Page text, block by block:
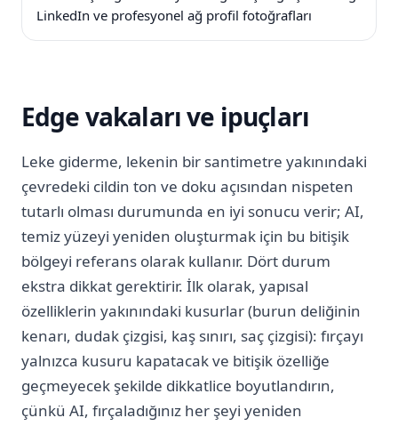
LinkedIn ve profesyonel ağ profil fotoğrafları
Edge vakaları ve ipuçları
Leke giderme, lekenin bir santimetre yakınındaki
çevredeki cildin ton ve doku açısından nispeten
tutarlı olması durumunda en iyi sonucu verir; AI,
temiz yüzeyi yeniden oluşturmak için bu bitişik
bölgeyi referans olarak kullanır. Dört durum
ekstra dikkat gerektirir. İlk olarak, yapısal
özelliklerin yakınındaki kusurlar (burun deliğinin
kenarı, dudak çizgisi, kaş sınırı, saç çizgisi): fırçayı
yalnızca kusuru kapatacak ve bitişik özelliğe
geçmeyecek şekilde dikkatlice boyutlandırın,
çünkü AI, fırçaladığınız her şeyi yeniden